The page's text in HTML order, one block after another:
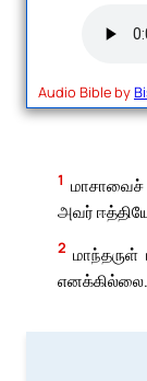
Audio Bible by
1
அவர்
2 மாந்தருள்
எனக்கில்லை.